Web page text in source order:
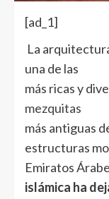
[ad_1]
La
una de las
más ricas y
mezquitas
más antiguas
estructuras
Emiratos
islámica ha